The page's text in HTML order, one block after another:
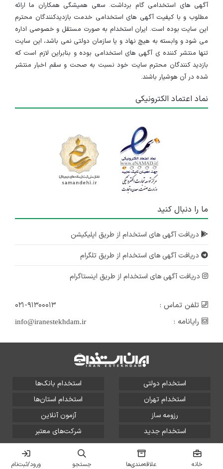
آگهی های استخدامی گام برداشت. سعی همیشگی همکاران ما ارائه
مطلوب و با کیفیت آگهی های استخدامی خدمت بازدیدکنندگان محترم
این سایت بوده است. ایران استخدام به صورت مستقل و خصوصی اداره
می شود و وابسته به هیچ نهاد و یا سازمان دولتی نمی باشد، این سایت
تنها منتشر کننده ی آگهی های استخدامی بوده و بنابراین لازم است که
بازدید کنندگان محترم سایت خود نسبت به صحت و سقم اخبار منتشر
شده در آن هوشیار باشند.
نماد اعتماد الکترونیکی
ما را دنبال کنید
دریافت آگهی های استخدام از طریق اپلیکیشن
دریافت آگهی های استخدام از طریق تلگرام
دریافت آگهی های استخدام از طریق اینستاگرام
تلفن تماس :
۰۲۱-۹۱۳۰۰۰۱۳
رایانامه :
info@iranestekhdam.ir
استخدام دولتی
استخدام بانک‌ها
استخدام تهران
استخدام استان‌ها
رزومه ساز
آزمون آنلاین
استخدام جدید
شرکت‌های معتبر
تمامی حقوق این سایت برای آلتین سیستم محفوظ است و هر
گونه سوءاستفاده از آن پیگرد قانونی دارد.
خانه علاقه‌مندی‌ها جستجو ورود/ثبت‌نام